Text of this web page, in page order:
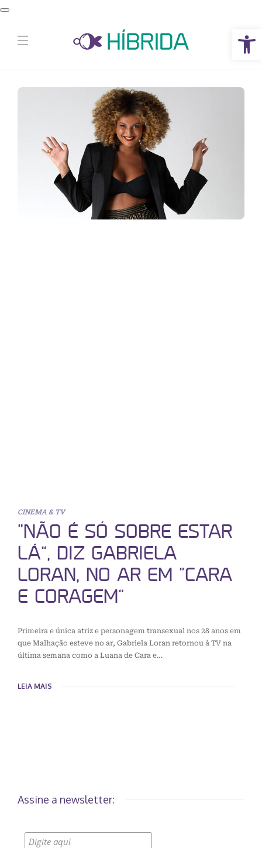
Abrir a barra de ferramentas
CINEMA & TV
“NÃO É SÓ SOBRE ESTAR
LÁ”, DIZ GABRIELA
LORAN, NO AR EM “CARA
E CORAGEM”
Primeira e única atriz e personagem transexual nos 28 anos em
que Malhação esteve no ar, Gabriela Loran retornou à TV na
última semana como a Luana de Cara e…
LEIA MAIS
Assine a newsletter: